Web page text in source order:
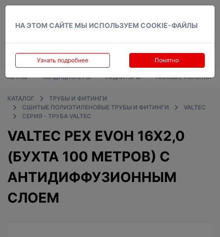
НА ЭТОМ САЙТЕ МЫ ИСПОЛЬЗУЕМ COOKIE-ФАЙЛЫ
Узнать подробнее Понятно
КОТЛЫ КОНДИЦИОНЕРЫ РАДИАТОРЫ ГАЗОВЫЕ КОЛОНКИ
КАТАЛОГ
ТРУБЫ И ФИТИНГИ
СШИТЫЕ ПОЛИЭТИЛЕНОВЫЕ ТРУБЫ И ФИТИНГИ
VALTEC
СЕРИЯ - ТРУБА VALTEC
VALTEC PEX EVOH 16X2,0
(БУХТА 100 МЕТРОВ) C
АНТИДИФФУЗИОННЫМ
СЛОЕМ